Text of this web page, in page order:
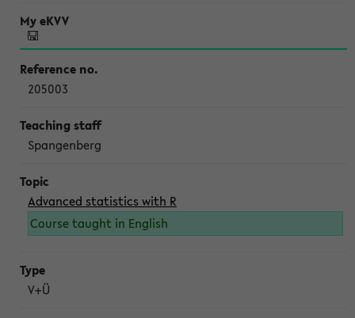
205003
Spangenberg
Advanced statistics with R
Course taught in English
V+Ü